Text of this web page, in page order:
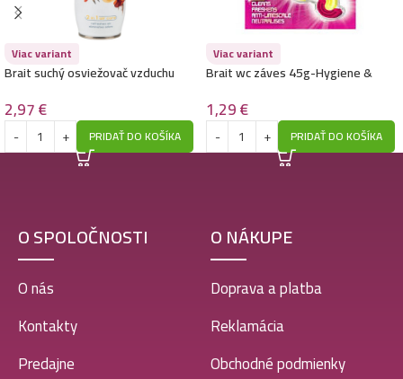
Viac variant
Brait suchý osviežovač vzduchu
2,97€
PRIDAŤ DO KOŠÍKA
Viac variant
Brait wc záves 45g-Hygiene &
1,29€
PRIDAŤ DO KOŠÍKA
O SPOLOČNOSTI
O nás
Kontakty
Predajne
O NÁKUPE
Doprava a platba
Reklamácia
Obchodné podmienky